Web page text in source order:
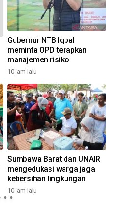
Gubernur NTB Iqbal
meminta OPD terapkan
manajemen risiko
10 jam lalu
Sumbawa Barat dan UNAIR
mengedukasi warga jaga
kebersihan lingkungan
10 jam lalu